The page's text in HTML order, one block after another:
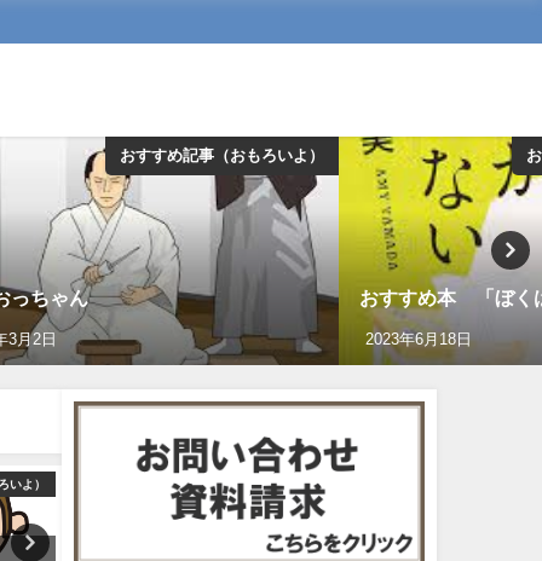
おすすめ記事（おもろいよ）
っちゃん
3月2日
おすすめ本 「ぼく
2023年6月18日
いよ） おすすめ記事（おもろいよ）
教える側の力量は重要だが、教
石油を探しに